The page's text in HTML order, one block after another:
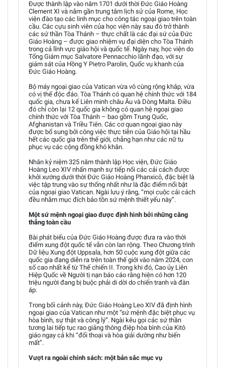
Được thành lập vào năm 1701 dưới thời Đức Giáo Hoàng
Clement XI và nằm gần trung tâm lịch sử của Rome, Học
viện đào tạo các linh mục cho công tác ngoại giao trên toàn
cầu. Các cựu sinh viên của học viện này sau đó trở thành
các sứ thần Tòa Thánh – thực chất là các đại sứ của Đức
Giáo Hoàng – được giao nhiệm vụ đại diện cho Tòa Thánh
trong cả lĩnh vực giáo hội và quốc tế. Ngày nay, học viện do
Tổng Giám mục Salvatore Pennacchio lãnh đạo, với sự
giám sát của Hồng Y Pietro Parolin, Quốc vụ khanh của
Đức Giáo Hoàng.
Bộ máy ngoại giao của Vatican vừa vô cùng rộng khắp, vừa
có vị thế độc đáo. Tòa Thánh có quan hệ chính thức với 184
quốc gia, chưa kể Liên minh châu Âu và Dòng Malta. Điều
đó chỉ còn lại 12 quốc gia không có quan hệ ngoại giao
chính thức với Tòa Thánh – bao gồm Trung Quốc,
Afghanistan và Triều Tiên. Các cơ quan ngoại giao này
được bổ sung bởi công việc thực tiễn của Giáo hội tại hầu
hết các quốc gia trên thế giới, chẳng hạn như các nữ tu
phục vụ các cộng đồng khó khăn.
Nhân kỷ niệm 325 năm thành lập Học viện, Đức Giáo
Hoàng Leo XIV nhấn mạnh sự tiếp nối các cải cách được
khởi xướng dưới thời Đức Giáo Hoàng Phanxicô, đặc biệt là
việc tập trung vào sự thống nhất như là đặc điểm nổi bật
của ngoại giao Vatican. Ngài lưu ý rằng, “mọi cuộc cải cách
đều nhằm mục đích bảo tồn sứ mệnh thiết yếu này”.
Một sứ mệnh ngoại giao được định hình bởi những căng
thẳng toàn cầu
Bài phát biểu của Đức Giáo Hoàng được đưa ra vào thời
điểm xung đột quốc tế vẫn còn lan rộng. Theo Chương trình
Dữ liệu Xung đột Uppsala, hơn 50 cuộc xung đột giữa các
quốc gia đang diễn ra trên toàn thế giới vào năm 2024, con
số cao nhất kể từ Thế chiến II. Trong khi đó, Cao ủy Liên
Hiệp Quốc về Người tị nạn báo cáo rằng hiện có hơn 120
triệu người đang bị buộc phải di dời do chiến tranh và đàn
áp.
Trong bối cảnh này, Đức Giáo Hoàng Leo XIV đã định hình
ngoại giao của Vatican như một “sứ mệnh đặc biệt phục vụ
hòa bình, sự thật và công lý”. Ngài kêu gọi các sứ thần
tương lai tiếp tục rao giảng thông điệp hòa bình của Kitô
giáo ngay cả khi “đối thoại và hòa giải dường như biến
mất”.
Vượt ra ngoài chính sách: một bản sắc mục vụ